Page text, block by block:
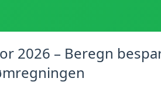
2026 – Beregn